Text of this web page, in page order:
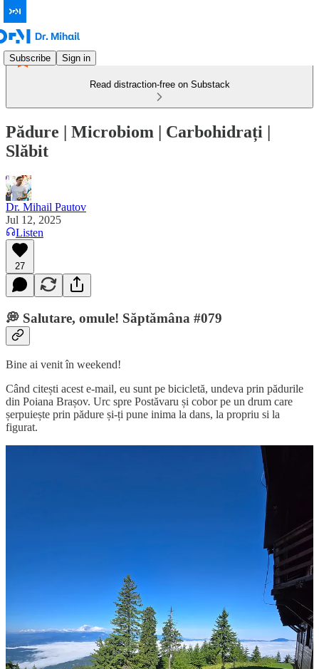
Subscribe Sign in
Read distraction-free on Substack
Pădure | Microbiom | Carbohidrați |
Slăbit
Dr. Mihail Pautov
Jul 12, 2025
Listen
27
💭 Salutare, omule! Săptămâna #079
Bine ai venit în weekend!
Când citești acest e-mail, eu sunt pe bicicletă, undeva prin pădurile
din Poiana Brașov. Urc spre Postăvaru și cobor pe un drum care
șerpuiește prin pădure și-ți pune inima la dans, la propriu si la
figurat.
Dar ce legătură are asta cu microbiomul? Are. Și încă una directă.
Microbiomul – adică totalitatea bacteriilor bune care trăiesc în
intestinul tău – este considerat al doilea creier. Și funcționează în
strânsă legătură cu „creierul de sus”, cel pe care îl folosim pentru
decizii, gânduri, stres sau relaxare.